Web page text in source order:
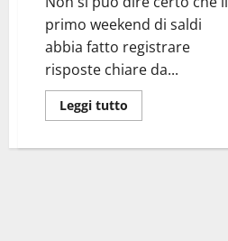
primo weekend di saldi
abbia fatto registrare
risposte chiare da...
Leggi tutto